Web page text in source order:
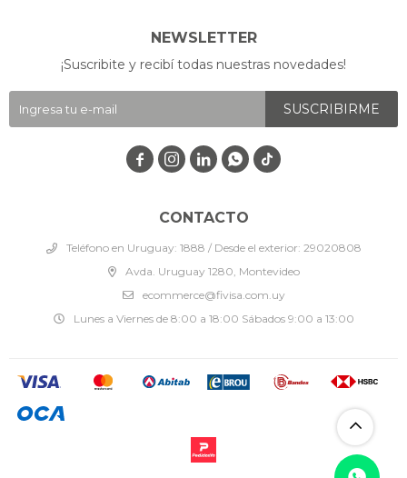
CONTACTO
Teléfono en Uruguay: 1888 / Desde el exterior: 29020808
Avda. Uruguay 1280, Montevideo
ecommerce@fivisa.com.uy
Lunes a Viernes de 8:00 a 18:00 Sábados 9:00 a 13:00
NEWSLETTER
¡Suscribite y recibí todas nuestras novedades!
SUSCRIBIRME
   